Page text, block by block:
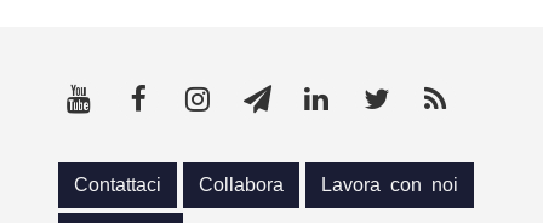
Contattaci Collabora Lavora con noi